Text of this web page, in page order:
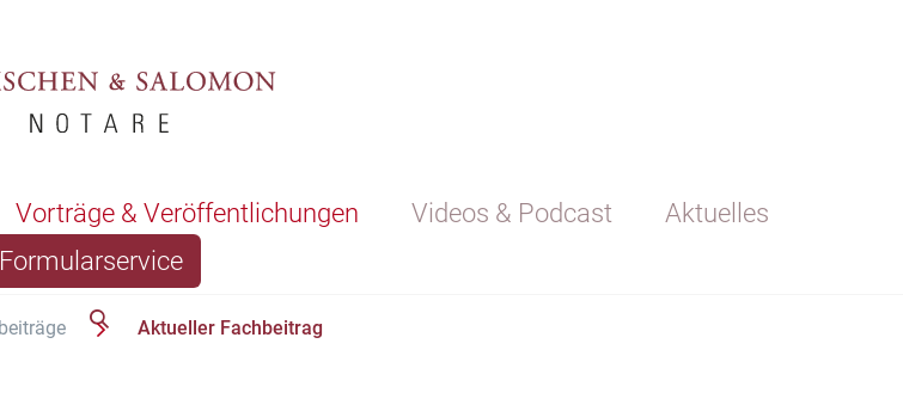
Vorträge & Veröffentlichungen Videos & Podcast
Aktuelles
Formularservice
Aktueller Fachbeitrag